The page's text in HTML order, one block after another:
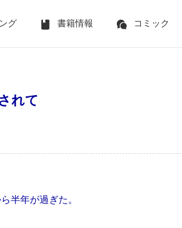
グ 書籍情報 コミック
れて
半年が過ぎた。